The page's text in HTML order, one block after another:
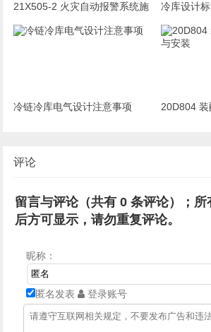
21X505-2 火灾自动报警系统施
工及验收标准
冷库设计
冷链冷库电气设计注意事项
20D804
评论
留言与评论（共有0 条评论）；所
后方可显示，请勿重复评论。
昵称：
匿名发表 登录账号